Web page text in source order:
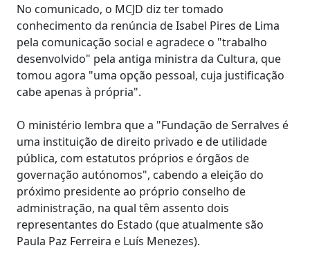
No comunicado, o MCJD diz ter tomado
conhecimento da renúncia de Isabel Pires de Lima
pela comunicação social e agradece o "trabalho
desenvolvido" pela antiga ministra da Cultura, que
tomou agora "uma opção pessoal, cuja justificação
cabe apenas à própria".
O ministério lembra que a "Fundação de Serralves é
uma instituição de direito privado e de utilidade
pública, com estatutos próprios e órgãos de
governação autónomos", cabendo a eleição do
próximo presidente ao próprio conselho de
administração, na qual têm assento dois
representantes do Estado (que atualmente são
Paula Paz Ferreira e Luís Menezes).